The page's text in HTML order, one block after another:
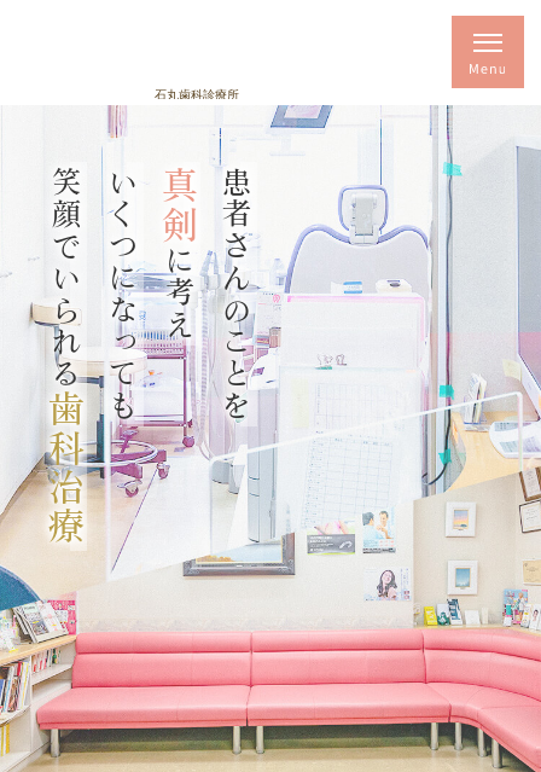
患者さんのことを
真剣
に考え
いくつになっても
笑顔でいられる
歯科治療